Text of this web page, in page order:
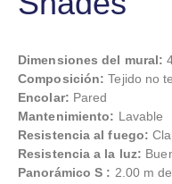
Dimensiones del mural:
Composición: Tejido no
Encolar: Pared
Mantenimiento: Lavable
Resistencia al fuego:
Resistencia a la luz:
Panorámico S : 2.00 m